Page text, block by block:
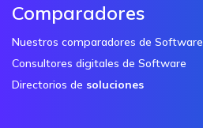
Comparadores
Nuestros comparadores de Software
Consultores digitales de Software
Directorios de soluciones